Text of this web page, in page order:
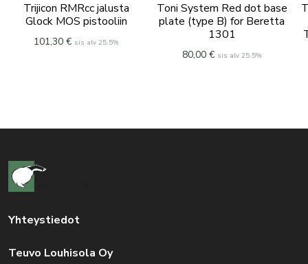
Trijicon RMRcc jalusta
Glock MOS pistooliin
101,30 € sis alv 25.5%
Toni System Red dot base
plate (type B) for Beretta
1301
80,00 € sis alv 25.5%
Yhteystiedot
Teuvo Louhisola Oy